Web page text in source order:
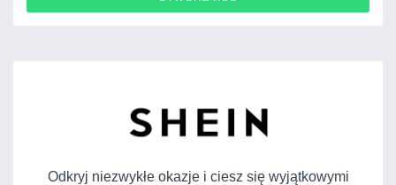
Odkryj niezwykłe okazje i ciesz się wyjątkowymi